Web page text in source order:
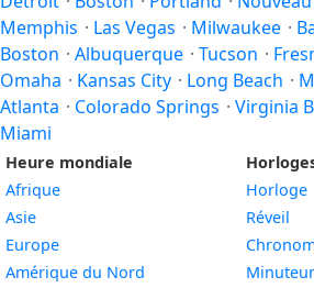
Memphis · Las Vegas · Milwaukee ·
Boston · Albuquerque · Tucson ·
Omaha · Kansas City · Long Beach ·
Atlanta · Colorado Springs · Virginia
Miami
Heure mondiale
Afrique
Asie
Europe
Amérique du Nord
Horloge
Réveil
Minuteur